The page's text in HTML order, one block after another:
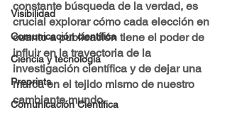
Visibilidad
Comunicación científica
Ciencia y tecnología
Preprints
Comunicación Científica
constante búsqueda de la verdad, es
crucial explorar cómo cada elección en
cuanto a publicación tiene el poder de
influir en la trayectoria de la
investigación científica y de dejar una
marca en el tejido mismo de nuestro
cambiante mundo.